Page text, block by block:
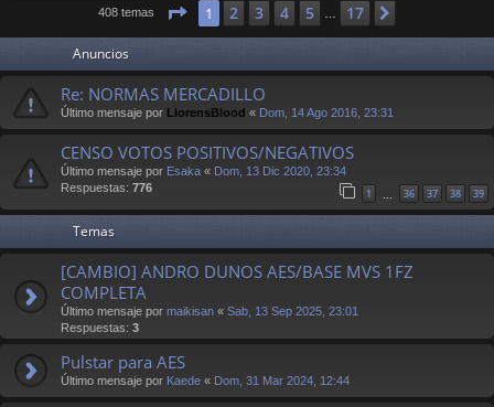
408 temas Página de 17
1 2 3 4 5 … 17
Anuncios
Re: NORMAS MERCADILLO
Último mensaje por LlorensBlood « Dom, 14 Ago 2016, 23:31
CENSO VOTOS POSITIVOS/NEGATIVOS
Último mensaje por Esaka « Dom, 13 Dic 2020, 23:34
Respuestas: 776 1 36 37 38 39
Temas
[CAMBIO] ANDRO DUNOS AES/BASE MVS 1FZ
COMPLETA
Último mensaje por maikisan « Sab, 13 Sep 2025, 23:01
Respuestas: 3
Pulstar para AES
Último mensaje por Kaede « Dom, 31 Mar 2024, 12:44